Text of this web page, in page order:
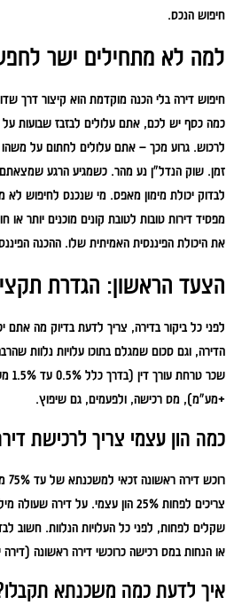
חיפוש הנכס.
למה לא מתחילים ישר
חיפוש דירה בלי הכנה מוקדמת הוא קיצור דרך
כמה כסף יש לכם, אתם עלולים לבזבז שבועות על
לרכוש. גרוע מכך – אתם עלולים לחתום על משהו
זמן. שוק הנדל"ן נע מהר. כשמגיע הרגע
לבדוק יכולת מימון מאפס. מי שנכנס לחיפוש לא
מפסיד דירות טובות לטובת קונים מוכנים יותר
את היכולת הפיננסית האמיתית שלו. ההכנה
הצעד הראשון: הגדרת
לפני כל ביקור בדירה, צריך לדעת בדיוק מה
הדירה, וגם סכום שמגלם בתוכו עלויות נלוות
+מע"מ), מס רכישה, ולפעמים, גם שיפוץ.
כמה הון עצמי צריך לרכישת
שקלים לפחות, לפני כל העלויות הנלוות. חשוב
או הנחות במס רכישה כרוכשי דירה ראשונה (דירה
איך לדעת כמה משכנתא